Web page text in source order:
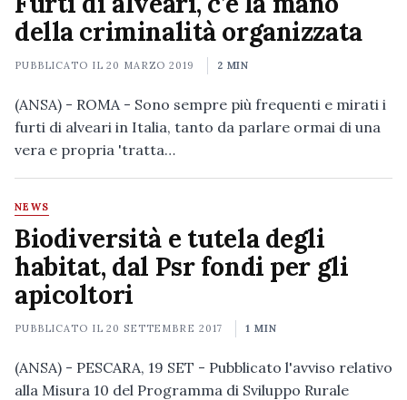
della criminalità organizzata
PUBBLICATO IL20 MARZO 2019 2 MIN
(ANSA) - ROMA - Sono sempre più frequenti e mirati i
furti di alveari in Italia, tanto da parlare ormai di una
vera e propria 'tratta…
NEWS
Biodiversità e tutela degli
habitat, dal Psr fondi per gli
apicoltori
PUBBLICATO IL20 SETTEMBRE 2017 1 MIN
(ANSA) - PESCARA, 19 SET - Pubblicato l'avviso relativo
alla Misura 10 del Programma di Sviluppo Rurale